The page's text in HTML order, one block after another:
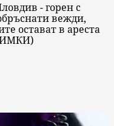
- горен с
вежди,
остават в ареста